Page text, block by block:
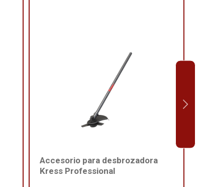
Accesorio para desbrozadora
Kress Professional